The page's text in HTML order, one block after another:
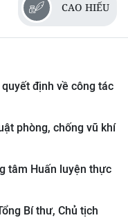
CAO HIẾU
định về công tác
phòng, chống vũ khí
tâm Huấn luyện thực
Bí thư, Chủ tịch